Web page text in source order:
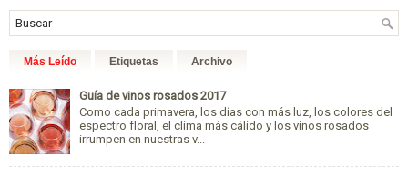
Más Leído Etiquetas Archivo
Guía de vinos rosados 2017
Como cada primavera, los días con más luz, los colores del
espectro floral, el clima más cálido y los vinos rosados
irrumpen en nuestras v...